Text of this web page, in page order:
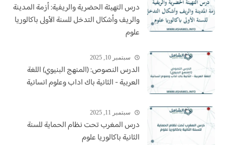
درس التهيئة الحضرية والريفية: أزمة المدينة
والريف وأشكال التدخل للسنة الأولى باكالوريا
علوم
سبتمبر 10, 2025
الدرس النصوص: (المنهج البنيوي) اللغة
العربية - الثانية باك اداب وعلوم انسانية
سبتمبر 11, 2025
درس المغرب تحت نظام الحماية للسنة
الثانية باكالوريا علوم